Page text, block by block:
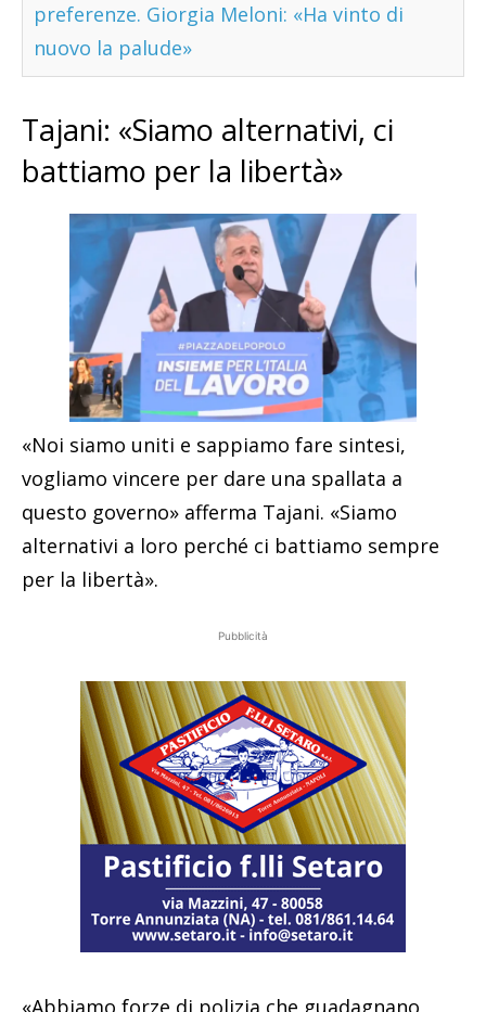
preferenze. Giorgia Meloni: «Ha vinto di
nuovo la palude»
Tajani: «Siamo alternativi, ci
battiamo per la libertà»
«Noi siamo uniti e sappiamo fare sintesi,
vogliamo vincere per dare una spallata a
questo governo» afferma Tajani. «Siamo
alternativi a loro perché ci battiamo sempre
per la libertà».
Pubblicità